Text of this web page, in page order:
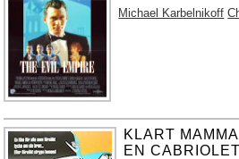
Michael Karbelnikoff
KLART
EN